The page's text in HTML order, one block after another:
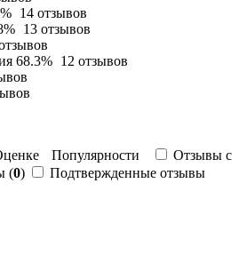
14 отзывов
13 отзывов
68.3% 12 отзывов
Популярности
Отзывы c
(0)
Подтвержденные отзывы